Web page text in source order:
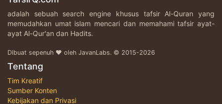
adalah sebuah search engine khusus tafsir Al-Quran yang
memudahkan umat islam mencari dan memahami tafsir ayat-
ayat Al-Qur'an dan Hadits.
Dibuat sepenuh ♥ oleh JavanLabs. © 2015-2026
Tentang
Tim Kreatif
Sumber Konten
Kebijakan dan Privasi